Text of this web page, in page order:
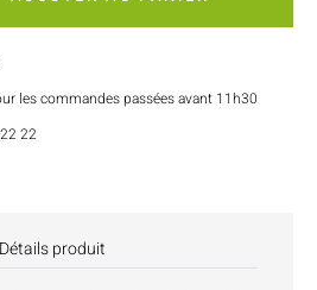
les commandes passées avant 11h30
22
Détails produit